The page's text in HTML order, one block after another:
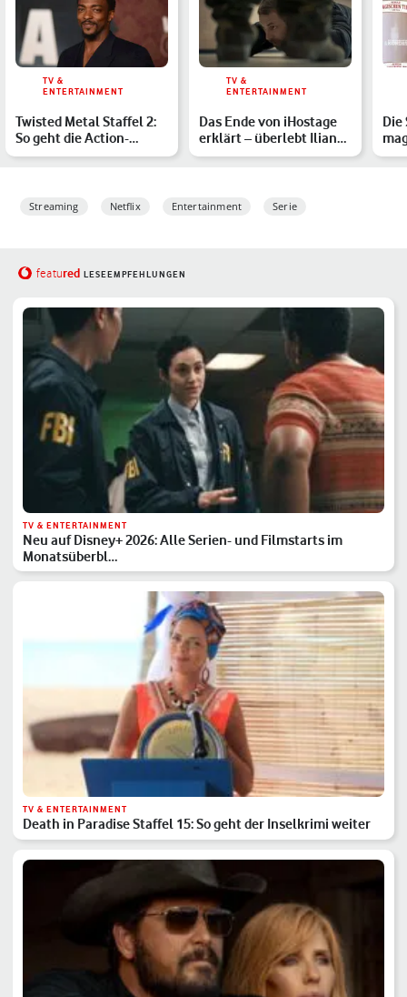
TV &
ENTERTAINMENT
Twisted Metal Staffel 2:
So geht die Action-
Comedy mit Anthony
TV &
ENTERTAINMENT
Das Ende von iHostage
erklärt – überlebt Ilian
Petrov?
Die
Streaming Netflix Entertainment Serie
featured LESEEMPFEHLUNGEN
TV & ENTERTAINMENT
Neu auf Disney+ 2026: Alle Serien- und Filmstarts im
Monatsüberbl…
TV & ENTERTAINMENT
Death in Paradise Staffel 15: So geht der Inselkrimi weiter